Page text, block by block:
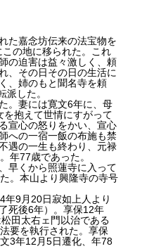
た嘉念坊伝来の法宝物を
の地に移られた。これ
の迫害は益々激しく、頼
、その日その日の生活に
、姉のもと聞名寺を頼
派した。
。妻には寛文6年に、母
抱えて世情にすがって
宣心の怒りをかい、宣心
への一宿一飯の布施も禁
遇の一生も終わり、元禄
年77歳であった。
早くから照蓮寺に入って
。本山より興隆寺の寺号
9月20日寂如上人より
死後6年）。享保12年
田太右ェ門以治である
要を執行された。享保
3年12月5日遷化、年78